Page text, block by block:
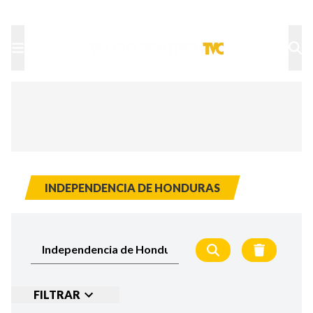
INDEPENDENCIA DE HONDURAS
FILTRAR